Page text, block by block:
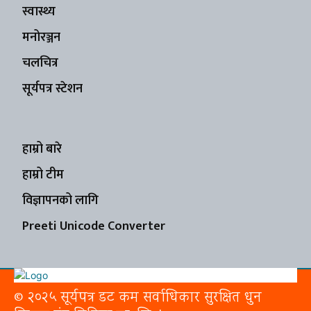
स्वास्थ्य
मनोरञ्जन
चलचित्र
सूर्यपत्र स्टेशन
हाम्रो बारे
हाम्रो टीम
विज्ञापनको लागि
Preeti Unicode Converter
© २०२५ सूर्यपत्र डट कम सर्वाधिकार सुरक्षित धुन